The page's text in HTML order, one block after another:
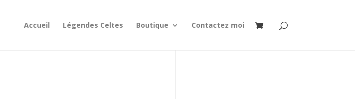
Accueil Légendes Celtes Boutique Contactez moi